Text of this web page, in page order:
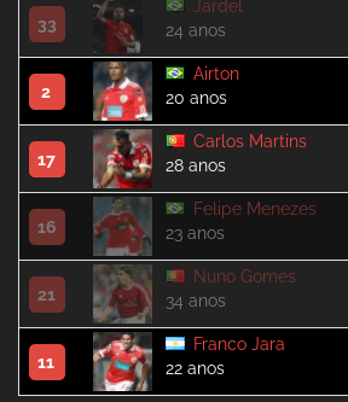
33
Jardel
24 anos
2
Airton
20 anos
17
Carlos Martins
28 anos
16
Felipe Menezes
23 anos
21
Nuno Gomes
34 anos
11
Franco Jara
22 anos